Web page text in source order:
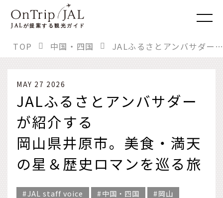
JALが提案する観光ガイド
TOP 中国・四国 JALふるさとアンバサダーが紹介する 岡山県井原市。美食・満天の星＆歴史ロマンを巡る旅
MAY 27 2026
JALふるさとアンバサダー
が紹介する
岡山県井原市。美食・満天
の星＆歴史ロマンを巡る旅
JAL staff voice 中国・四国
岡山